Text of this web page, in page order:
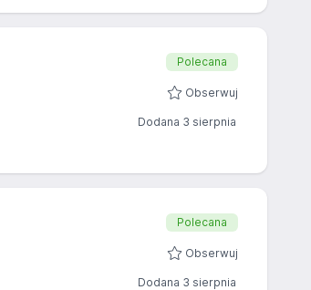
Polecana
Obserwuj
Dodana 3 sierpnia
Polecana
Obserwuj
Dodana 3 sierpnia